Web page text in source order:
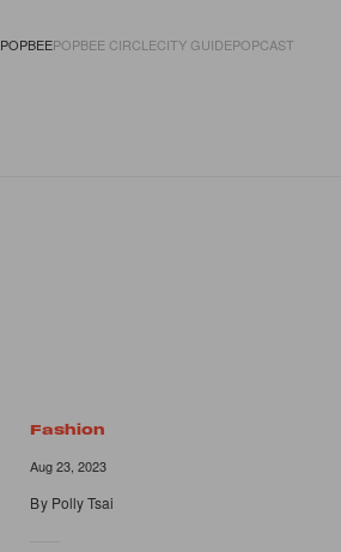
POPBEEPOPBEE CIRCLECITY GUIDEPOPCAST
Fashion
Aug 23, 2023
By Polly Tsai